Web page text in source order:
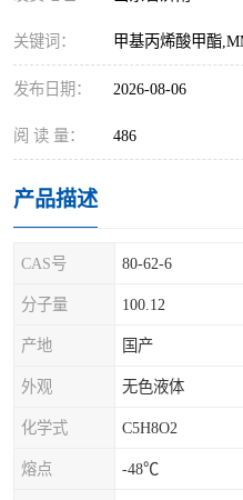
关键词： 甲基丙烯酸甲酯
发布日期： 2026-08-06
阅 读 量： 486
产品描述
CAS号 80-62-6
分子量 100.12
产地 国产
外观 无色液体
化学式 C5H8O2
熔点 -48℃
烷烃化工原料